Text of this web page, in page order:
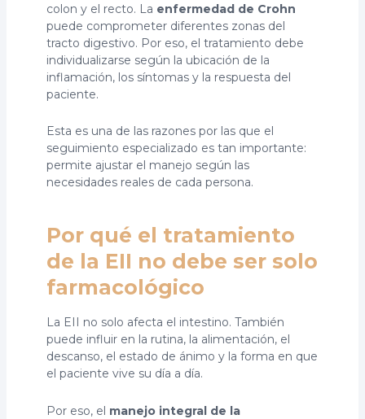
colon y el recto. La enfermedad de Crohn
puede comprometer diferentes zonas del
tracto digestivo. Por eso, el tratamiento debe
individualizarse según la ubicación de la
inflamación, los síntomas y la respuesta del
paciente.
Esta es una de las razones por las que el
seguimiento especializado es tan importante:
permite ajustar el manejo según las
necesidades reales de cada persona.
Por qué el tratamiento
de la EII no debe ser solo
farmacológico
La EII no solo afecta el intestino. También
puede influir en la rutina, la alimentación, el
descanso, el estado de ánimo y la forma en que
el paciente vive su día a día.
Por eso, el manejo integral de la